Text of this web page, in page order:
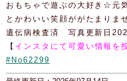
おもちゃで遊ぶの大好き☆元
とかわいい笑顔ががたまりま
遺伝病検査済 写真更新日
【 インスタにて可愛い情報を
#No62299